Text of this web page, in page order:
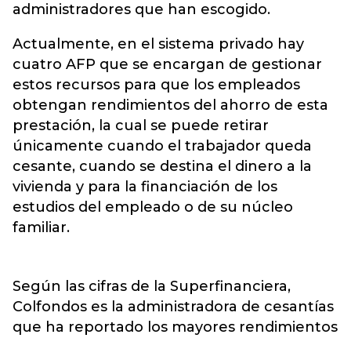
administradores que han escogido.
Actualmente, en el sistema privado hay
cuatro AFP que se encargan de gestionar
estos recursos para que los empleados
obtengan rendimientos del ahorro de esta
prestación, la cual se puede retirar
únicamente cuando el trabajador queda
cesante, cuando se destina el dinero a la
vivienda y para la financiación de los
estudios del empleado o de su núcleo
familiar.
Según las cifras de la Superfinanciera,
Colfondos es la administradora de cesantías
que ha reportado los mayores rendimientos